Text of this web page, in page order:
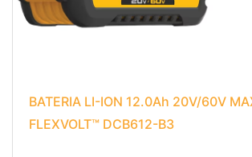
BATERIA LI-ION 12.0Ah 20V/60V
FLEXVOLT™ DCB612-B3